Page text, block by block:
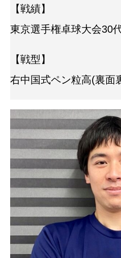
【戦績】
東京選手権卓球大会30
【戦型】
右中国式ペン粒高(裏面